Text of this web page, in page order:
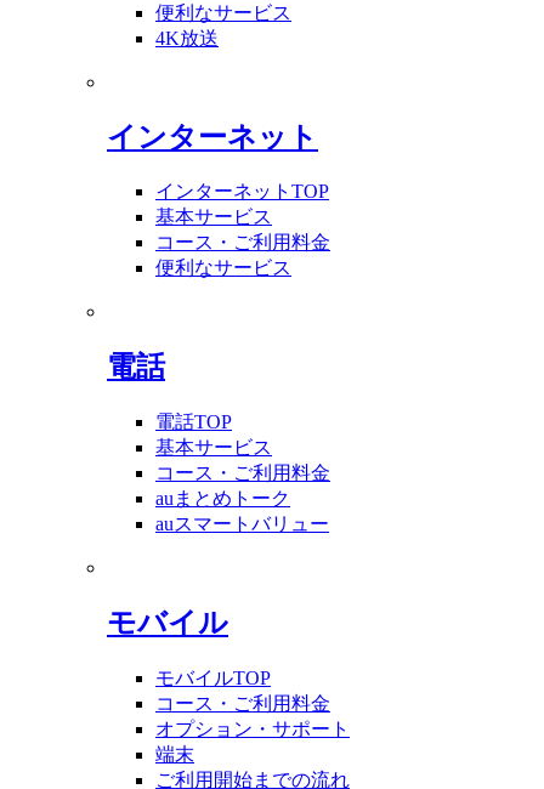
便利なサービス
4K放送
インターネット
インターネットTOP
基本サービス
コース・ご利用料金
便利なサービス
電話
電話TOP
基本サービス
コース・ご利用料金
auまとめトーク
auスマートバリュー
モバイル
モバイルTOP
コース・ご利用料金
オプション・サポート
端末
ご利用開始までの流れ